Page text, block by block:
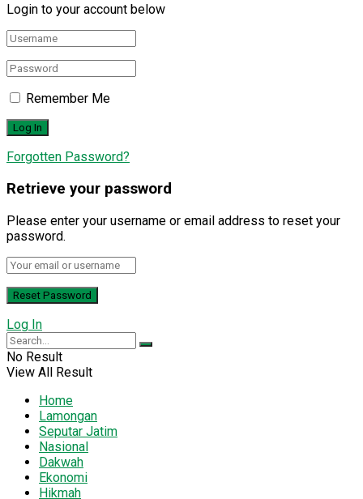
Login to your account below
Remember Me
Forgotten Password?
Retrieve your password
Please enter your username or email address to reset your
password.
Log In
No Result
View All Result
Home
Lamongan
Seputar Jatim
Nasional
Dakwah
Ekonomi
Hikmah